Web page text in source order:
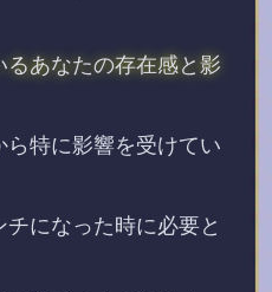
あなたの存在感と影
特に影響を受けてい
になった時に必要と